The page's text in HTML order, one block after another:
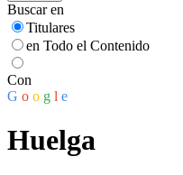
Buscar en
Titulares
en Todo el Contenido
Con
G o o g l e
Huelga